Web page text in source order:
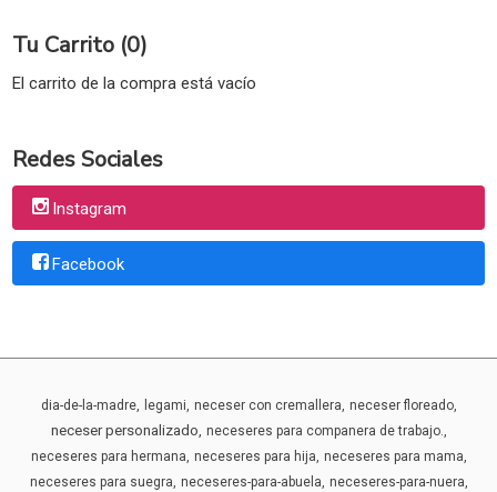
Tu Carrito (0)
El carrito de la compra está vacío
Redes Sociales
Instagram
Facebook
dia-de-la-madre legami neceser con cremallera neceser floreado
neceser personalizado neceseres para companera de trabajo.
neceseres para hermana neceseres para hija neceseres para mama
neceseres para suegra neceseres-para-abuela neceseres-para-nuera